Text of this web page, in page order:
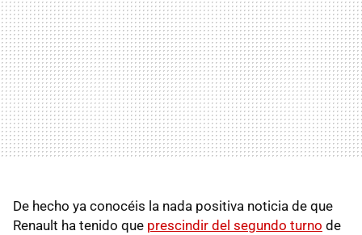
De hecho ya conocéis la nada positiva noticia de que
Renault ha tenido que prescindir del segundo turno de